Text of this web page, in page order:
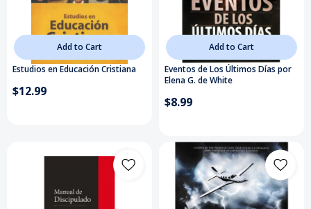
Add to Cart
Estudios en Educación Cristiana
$12.99
Add to Cart
Eventos de Los Últimos Días por
Elena G. de White
$8.99